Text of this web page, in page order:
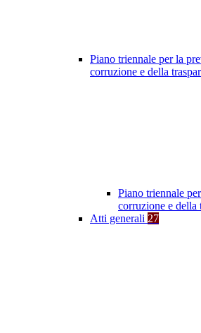
Piano triennale per la
corruzione e della
Piano triennale
corruzione e della
Atti generali 27